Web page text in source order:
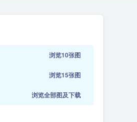
浏览10张图
浏览15张图
浏览全部图及下载